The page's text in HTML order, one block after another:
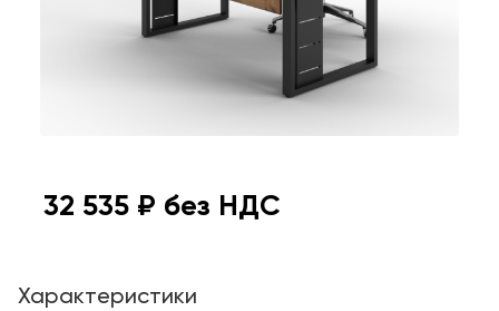
32 535 ₽ без НДС
Характеристики